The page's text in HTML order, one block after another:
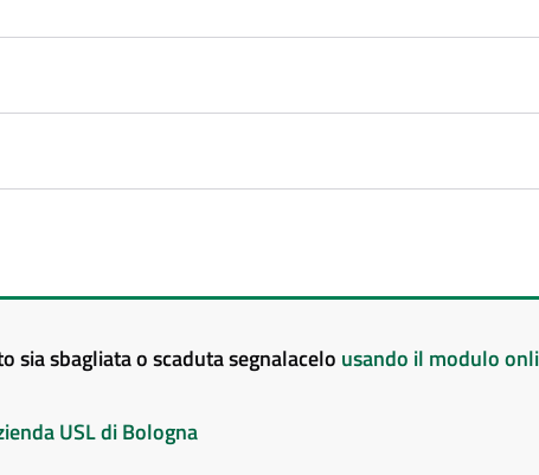
sia sbagliata o scaduta segnalacelo usando il modulo
USL di Bologna